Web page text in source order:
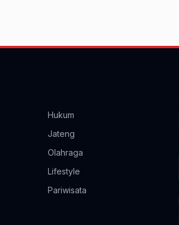
Hukum
Jateng
Olahraga
Lifestyle
Pariwisata